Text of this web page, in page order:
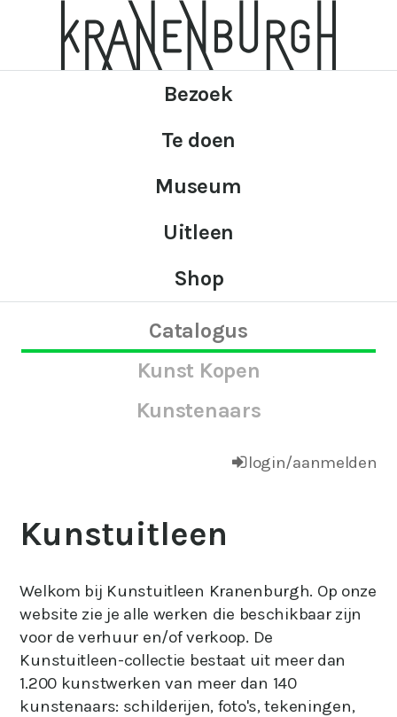
Bezoek
Te doen
Museum
Uitleen
Shop
Catalogus
Kunst Kopen
Kunstenaars
login/aanmelden
Kunstuitleen
Welkom bij Kunstuitleen Kranenburgh. Op onze
website zie je alle werken die beschikbaar zijn
voor de verhuur en/of verkoop. De
Kunstuitleen-collectie bestaat uit meer dan
1.200 kunstwerken van meer dan 140
kunstenaars: schilderijen, foto's, tekeningen,